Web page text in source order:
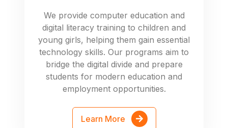
We provide computer education and
digital literacy training to children and
young girls, helping them gain essential
technology skills. Our programs aim to
bridge the digital divide and prepare
students for modern education and
employment opportunities.
Learn More